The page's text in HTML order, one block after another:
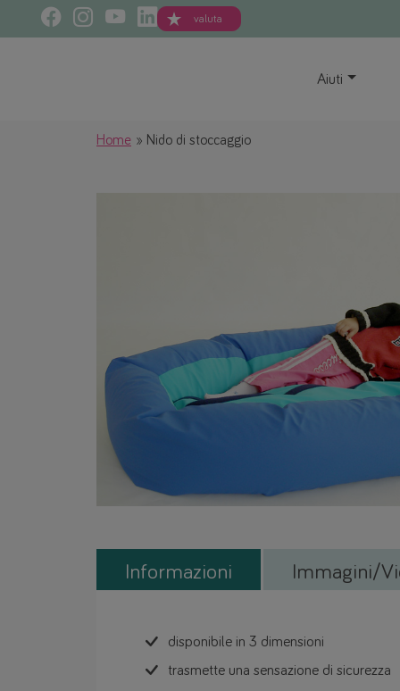
valuta
Aiuti
Home Nido di stoccaggio
Informazioni Immagini/
disponibile in 3 dimensioni
trasmette una sensazione di sicurezza